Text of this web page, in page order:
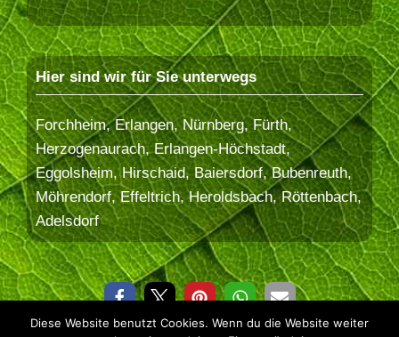
Hier sind wir für Sie unterwegs
Forchheim, Erlangen, Nürnberg, Fürth,
Herzogenaurach, Erlangen-Höchstadt,
Eggolsheim, Hirschaid, Baiersdorf, Bubenreuth,
Möhrendorf, Effeltrich, Heroldsbach, Röttenbach,
Adelsdorf
Diese Website benutzt Cookies. Wenn du die Website weiter